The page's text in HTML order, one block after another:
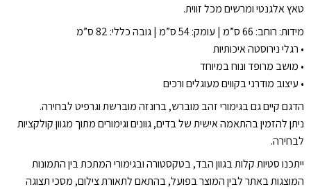
טאץ אלגנטי ומרשים מכל זווית.
מידות: ⁠רוחב: 66 ס”מ | ⁠עומק: 54 ס”מ | ⁠גובה כללי: 82 ס”מ
•⁠ ⁠רגלי נירוסטה איכותיות
•⁠ ⁠מושב מרופד ונוח במיוחד
•⁠ ⁠עיצוב מודרני בקווים מעוגלים ורכים
הדגם קיים גם בגימורי זהב מוברש, ברונזה מוברשת וגרפיט לבחירה.
ניתן להזמין בהתאמה אישית של בדים, גוונים וגימורים מתוך מגוון קולקציות
לבחירה.
ייתכנו סטיות קלות בגוון הבד, בטקסטורה ובגימורי המתכת בין התמונות
המוצגות באתר לבין המוצר בפועל, בהתאם לתאורת צילום, מסכי תצוגה